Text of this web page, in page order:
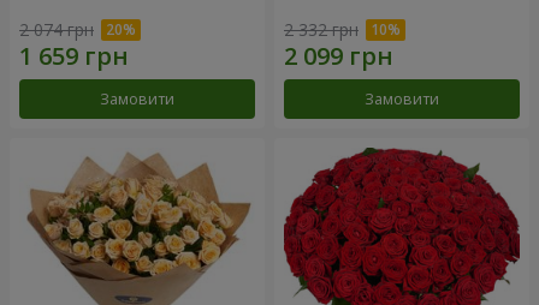
2 074 грн
Замовити
2 332 грн
Замовити